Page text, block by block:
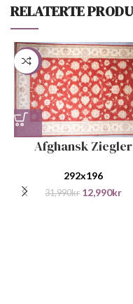
RELATERTE
-59%
Afghansk Ziegler
292x196
31,990kr 12,990kr